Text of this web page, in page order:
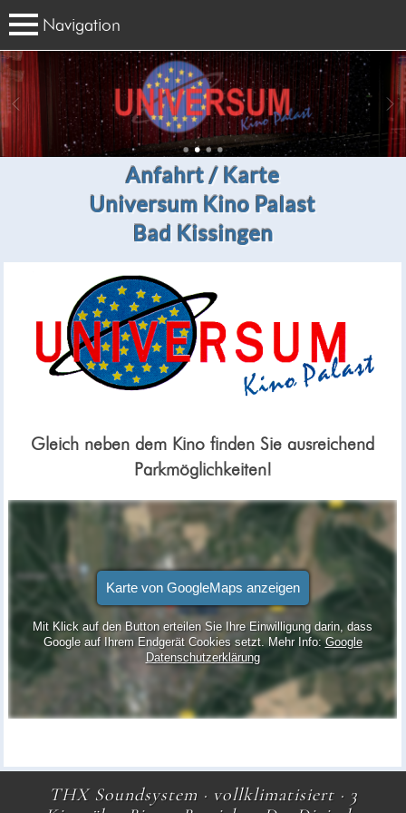
Navigation
Anfahrt / Karte
Universum Kino Palast
Bad Kissingen
Gleich neben dem Kino finden Sie ausreichend
Parkmöglichkeiten!
THX Soundsystem · vollklimatisiert · 3